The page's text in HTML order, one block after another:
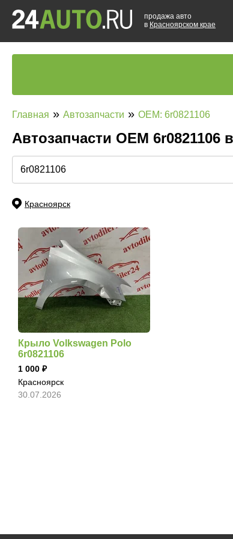
продажа авто
в Красноярском крае
Главная » Автозапчасти » OEM: 6r0821106
Автозапчасти ОЕМ 6r0821106
Красноярск
Крыло Volkswagen Polo
6r0821106
1 000
Красноярск
30.07.2026